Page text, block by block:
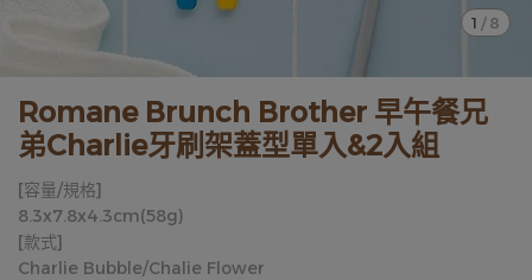
1 / 8
Romane Brunch Brother 早午餐兄
弟Charlie牙刷架蓋型單入&2入組
[容量/規格]
8.3x7.8x4.3cm(58g)
[款式]
Charlie Bubble/Chalie Flower